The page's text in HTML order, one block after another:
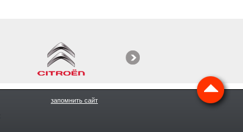
запомнить сайт